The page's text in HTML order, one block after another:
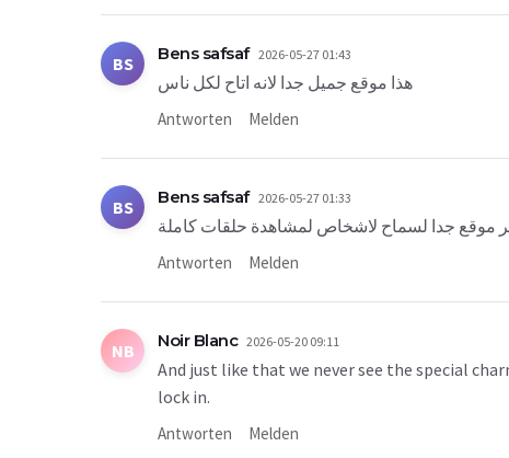
BS Bens safsaf 2026-05-27 01:43
هذا موقع جميل جدا لانه اتاح لكل ناس
Antworten Melden
BS Bens safsaf 2026-05-27 01:33
موقع جدا لسماح لاشخاص لمشاهدة حلقات كاملة
Antworten Melden
NB Noir Blanc 2026-05-20 09:11
And just like that we never see the special
lock in.
Antworten Melden